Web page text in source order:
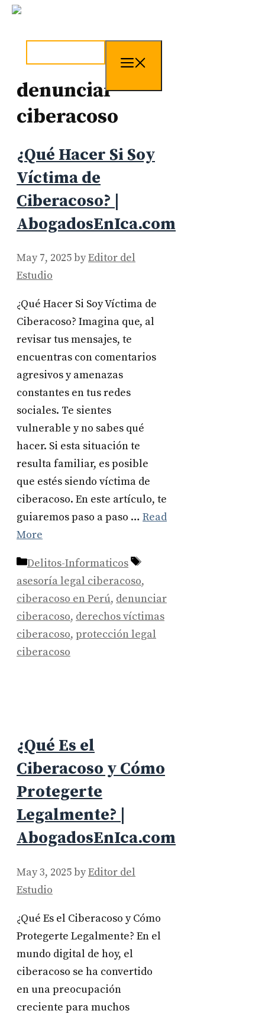
Skip
denunciar
ciberacoso
¿Qué Hacer Si Soy
Víctima de
Ciberacoso? |
AbogadosEnIca.com
May 7, 2025byEditor del
Estudio
¿Qué Hacer Si Soy Víctima de
Ciberacoso? Imagina que, al
revisar tus mensajes, te
encuentras con comentarios
agresivos y amenazas
constantes en tus redes
sociales. Te sientes
vulnerable y no sabes qué
hacer. Si esta situación te
resulta familiar, es posible
que estés siendo víctima de
ciberacoso. En este artículo, te
guiaremos paso a paso … Read
More
Categories
Delitos-Informaticos
Tags
asesoría legal ciberacoso,
ciberacoso en Perú, denunciar
ciberacoso, derechos víctimas
ciberacoso, protección legal
ciberacoso
¿Qué Es el
Ciberacoso y Cómo
Protegerte
Legalmente? |
AbogadosEnIca.com
May 3, 2025byEditor del
Estudio
¿Qué Es el Ciberacoso y Cómo
Protegerte Legalmente? En el
mundo digital de hoy, el
ciberacoso se ha convertido
en una preocupación
creciente para muchos